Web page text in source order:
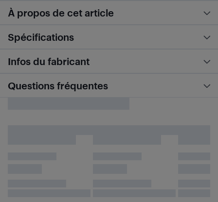
À propos de cet article
Spécifications
Infos du fabricant
Questions fréquentes